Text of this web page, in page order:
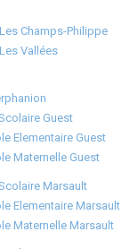
Champs-Philippe
Vallées
Guest
Elementaire Guest
Maternelle Guest
Marsault
Elementaire Marsault
Maternelle Marsault